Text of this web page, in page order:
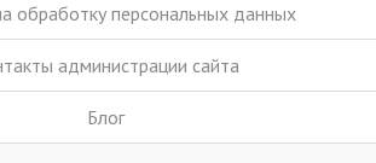
обработку персональных данных
администрации сайта
Блог